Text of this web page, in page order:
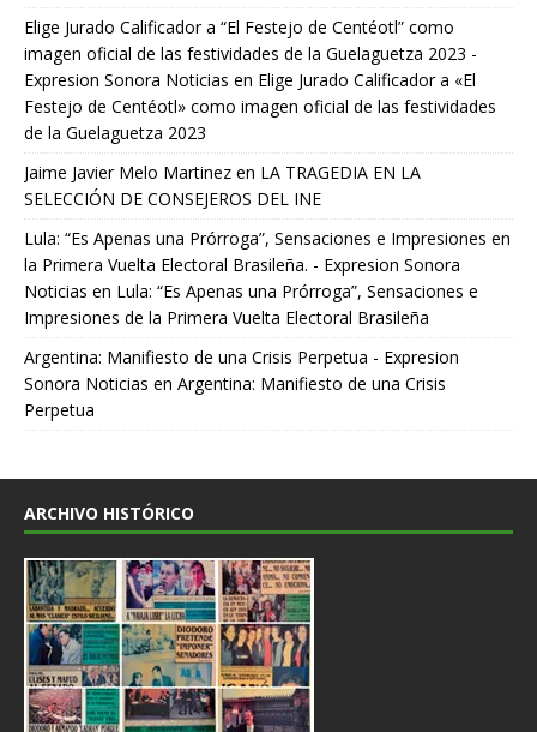
Elige Jurado Calificador a “El Festejo de Centéotl” como
imagen oficial de las festividades de la Guelaguetza 2023 -
Expresion Sonora Noticias en Elige Jurado Calificador a «El
Festejo de Centéotl» como imagen oficial de las festividades
de la Guelaguetza 2023
Jaime Javier Melo Martinez en LA TRAGEDIA EN LA
SELECCIÓN DE CONSEJEROS DEL INE
Lula: “Es Apenas una Prórroga”, Sensaciones e Impresiones en
la Primera Vuelta Electoral Brasileña. - Expresion Sonora
Noticias en Lula: “Es Apenas una Prórroga”, Sensaciones e
Impresiones de la Primera Vuelta Electoral Brasileña
Argentina: Manifiesto de una Crisis Perpetua - Expresion
Sonora Noticias en Argentina: Manifiesto de una Crisis
Perpetua
ARCHIVO HISTÓRICO